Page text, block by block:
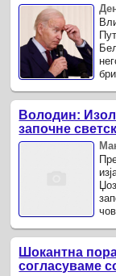
Володин:
започне
Шокантна
согласуваме